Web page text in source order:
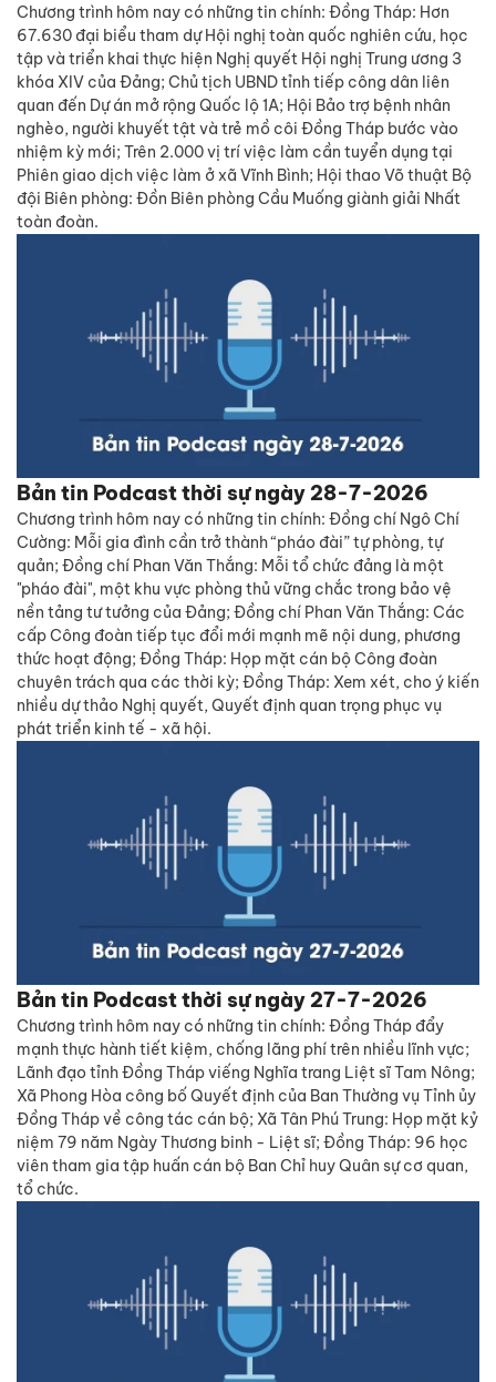
Chương trình hôm nay có những tin chính: Đồng Tháp: Hơn
67.630 đại biểu tham dự Hội nghị toàn quốc nghiên cứu, học
tập và triển khai thực hiện Nghị quyết Hội nghị Trung ương 3
khóa XIV của Đảng; Chủ tịch UBND tỉnh tiếp công dân liên
quan đến Dự án mở rộng Quốc lộ 1A; Hội Bảo trợ bệnh nhân
nghèo, người khuyết tật và trẻ mồ côi Đồng Tháp bước vào
nhiệm kỳ mới; Trên 2.000 vị trí việc làm cần tuyển dụng tại
Phiên giao dịch việc làm ở xã Vĩnh Bình; Hội thao Võ thuật Bộ
đội Biên phòng: Đồn Biên phòng Cầu Muống giành giải Nhất
toàn đoàn.
Bản tin Podcast thời sự ngày 28-7-2026
Chương trình hôm nay có những tin chính: Đồng chí Ngô Chí
Cường: Mỗi gia đình cần trở thành “pháo đài” tự phòng, tự
quản; Đồng chí Phan Văn Thắng: Mỗi tổ chức đảng là một
"pháo đài", một khu vực phòng thủ vững chắc trong bảo vệ
nền tảng tư tưởng của Đảng; Đồng chí Phan Văn Thắng: Các
cấp Công đoàn tiếp tục đổi mới mạnh mẽ nội dung, phương
thức hoạt động; Đồng Tháp: Họp mặt cán bộ Công đoàn
chuyên trách qua các thời kỳ; Đồng Tháp: Xem xét, cho ý kiến
nhiều dự thảo Nghị quyết, Quyết định quan trọng phục vụ
phát triển kinh tế - xã hội.
Bản tin Podcast thời sự ngày 27-7-2026
Chương trình hôm nay có những tin chính: Đồng Tháp đẩy
mạnh thực hành tiết kiệm, chống lãng phí trên nhiều lĩnh vực;
Lãnh đạo tỉnh Đồng Tháp viếng Nghĩa trang Liệt sĩ Tam Nông;
Xã Phong Hòa công bố Quyết định của Ban Thường vụ Tỉnh ủy
Đồng Tháp về công tác cán bộ; Xã Tân Phú Trung: Họp mặt kỷ
niệm 79 năm Ngày Thương binh - Liệt sĩ; Đồng Tháp: 96 học
viên tham gia tập huấn cán bộ Ban Chỉ huy Quân sự cơ quan,
tổ chức.